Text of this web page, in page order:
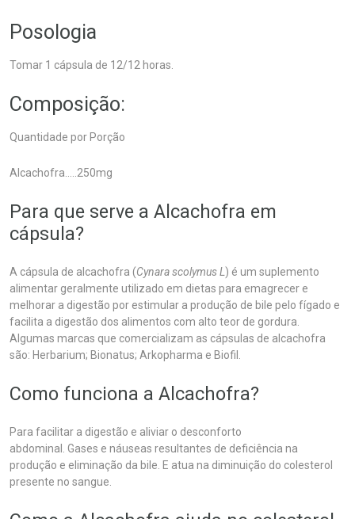
Posologia
Tomar 1 cápsula de 12/12 horas.
Composição:
Quantidade por Porção
Alcachofra.....250mg
Para que serve a Alcachofra em
cápsula?
A cápsula de alcachofra (Cynara scolymus L) é um suplemento
alimentar geralmente utilizado em dietas para emagrecer e
melhorar a digestão por estimular a produção de bile pelo fígado e
facilita a digestão dos alimentos com alto teor de gordura.
Algumas marcas que comercializam as cápsulas de alcachofra
são: Herbarium; Bionatus; Arkopharma e Biofil.
Como funciona a Alcachofra?
Para facilitar a digestão e aliviar o desconforto
abdominal. Gases e náuseas resultantes de deficiência na
produção e eliminação da bile. E atua na diminuição do colesterol
presente no sangue.